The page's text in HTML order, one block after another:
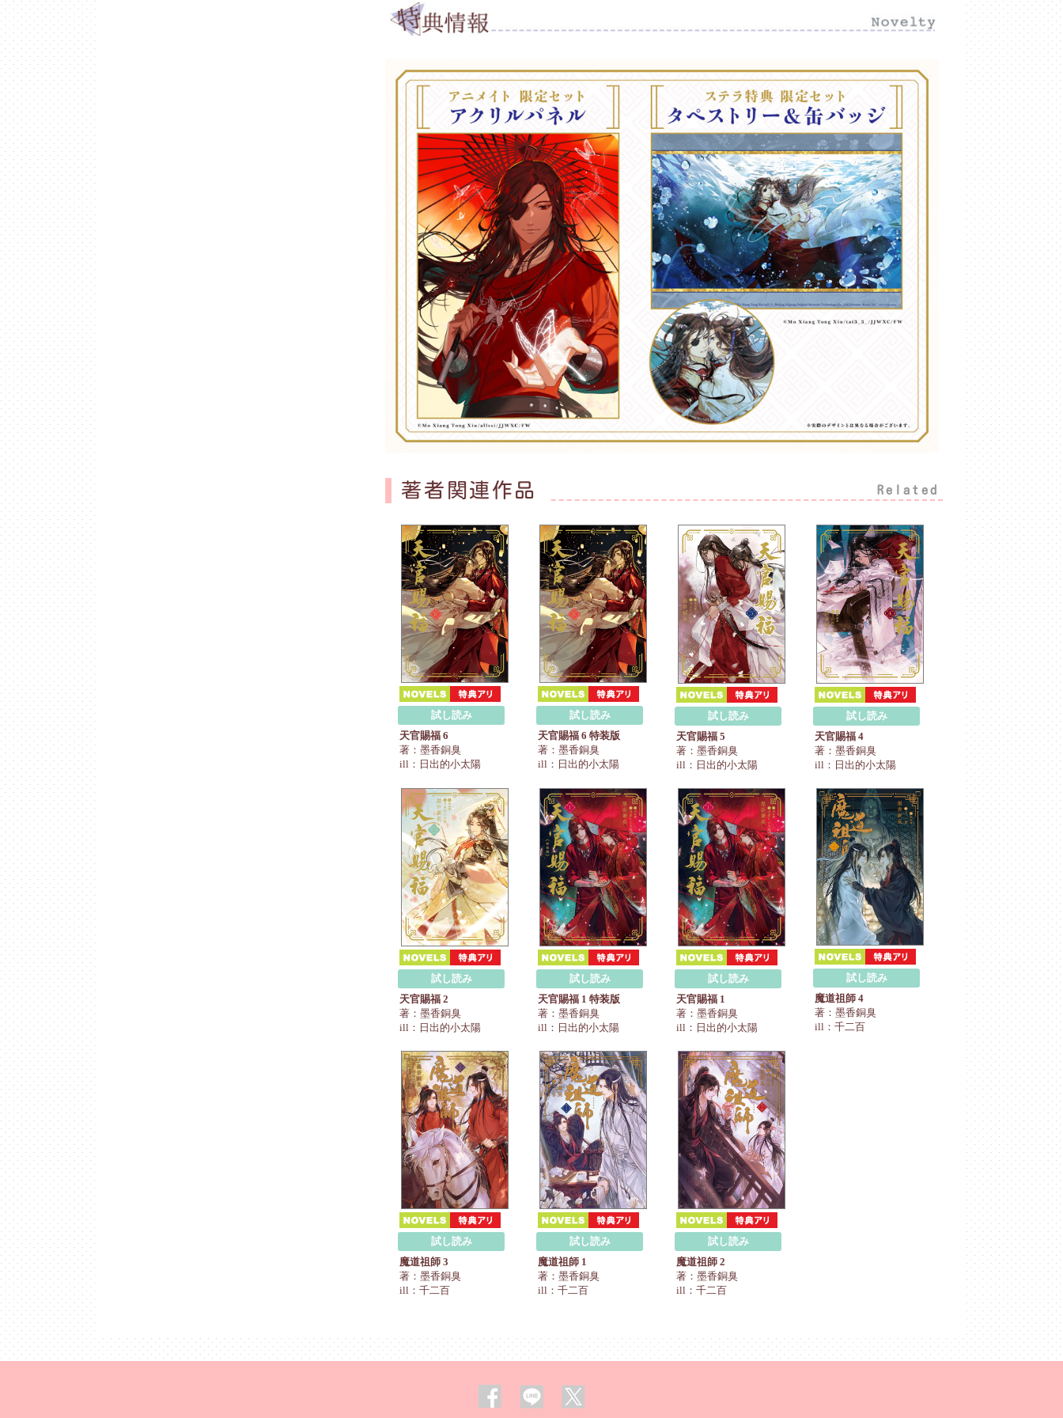
著者関連作品 Related
試し読み
天官賜福 6
著：墨香銅臭
ill：日出的小太陽
試し読み
天官賜福 6 特装版
著：墨香銅臭
ill：日出的小太陽
試し読み
天官賜福 5
著：墨香銅臭
ill：日出的小太陽
試し読み
天官賜福 4
著：墨香銅臭
ill：日出的小太陽
試し読み
天官賜福 2
著：墨香銅臭
ill：日出的小太陽
試し読み
天官賜福 1 特装版
著：墨香銅臭
ill：日出的小太陽
試し読み
天官賜福 1
著：墨香銅臭
ill：日出的小太陽
試し読み
魔道祖師 4
著：墨香銅臭
ill：千二百
試し読み
魔道祖師 3
著：墨香銅臭
ill：千二百
試し読み
魔道祖師 1
著：墨香銅臭
ill：千二百
試し読み
魔道祖師 2
著：墨香銅臭
ill：千二百